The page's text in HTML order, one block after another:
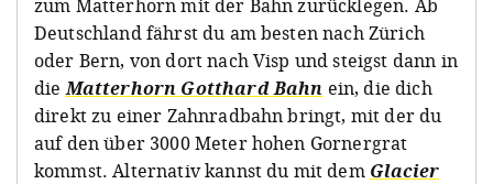
zum Matterhorn mit der Bahn zurücklegen. Ab
Deutschland fährst du am besten nach Zürich
oder Bern, von dort nach Visp und steigst dann in
dieMatterhorn Gotthard Bahn ein, die dich
direkt zu einer Zahnradbahn bringt, mit der du
auf den über 3000 Meter hohen Gornergrat
kommst. Alternativ kannst du mit dem Glacier